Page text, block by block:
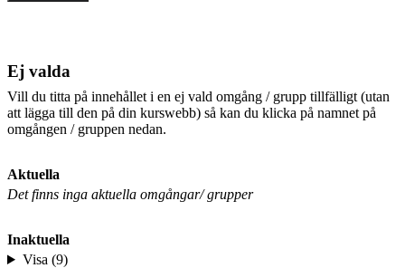
Ej valda
Vill du titta på innehållet i en ej vald omgång / grupp tillfälligt (utan
att lägga till den på din kurswebb) så kan du klicka på namnet på
omgången / gruppen nedan.
Aktuella
Det finns inga aktuella omgångar/ grupper
Inaktuella
Visa (9)